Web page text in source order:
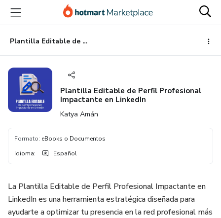
principal
página
de
página
Plantilla Editable de Perfil Profesional Impactante en LinkedIn
Plantilla Editable de Perfil Profesional
Impactante en LinkedIn
Katya Amán
Formato: eBooks o Documentos
Idioma: Español
La Plantilla Editable de Perfil Profesional Impactante en
LinkedIn es una herramienta estratégica diseñada para
ayudarte a optimizar tu presencia en la red profesional más